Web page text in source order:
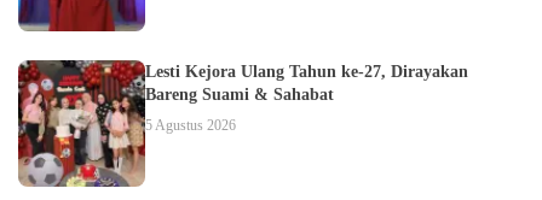
Lesti Kejora Ulang Tahun ke-27, Dirayakan
Bareng Suami & Sahabat
5 Agustus 2026